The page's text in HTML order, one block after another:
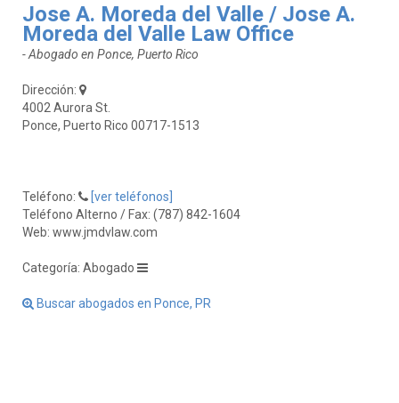
Jose A. Moreda del Valle / Jose A.
Moreda del Valle Law Office
- Abogado en Ponce, Puerto Rico
Dirección:
4002 Aurora St.
Ponce, Puerto Rico 00717-1513
Teléfono:
[ver teléfonos]
Teléfono Alterno / Fax: (787) 842-1604
Web: www.jmdvlaw.com
Categoría: Abogado
Buscar abogados en Ponce, PR